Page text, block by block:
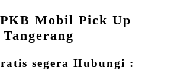
Mobil Pick Up
Tangerang
segera Hubungi :